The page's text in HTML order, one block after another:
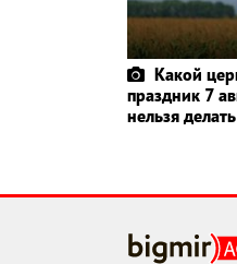
Какой
праздник 7
нельзя делать